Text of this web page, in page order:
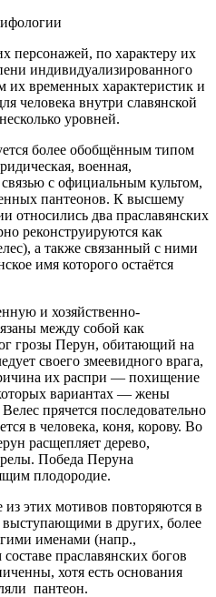
персонажей, по характеру их
индивидуализированного
их временных характеристик и
человека внутри славянской
уровней.
более обобщённым типом
военная,
с официальным культом,
пантеонов. К высшему
относились два праславянских
реконструируются как
а также связанный с ними
имя которого остаётся
и хозяйственно-
между собой как
грозы Перун, обитающий на
своего змеевидного врага,
их распри — похищение
вариантах — жены
прячется последовательно
в человека, коня, корову. Во
расщепляет дерево,
Победа Перуна
плодородие.
этих мотивов повторяются в
выступающими в других, более
именами (напр.,
праславянских богов
хотя есть основания
пантеон.